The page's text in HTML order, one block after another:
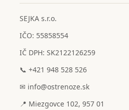
SEJKA s.r.o.
IČO: 55858554
IČ DPH: SK2122126259
📞 +421 948 528 526
✉ info@ostrenoze.sk
📍 Miezgovce 102, 957 01